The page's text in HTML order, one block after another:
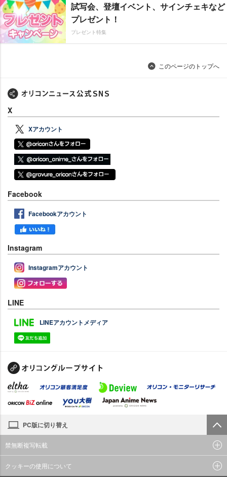
試写会、登壇イベント、サインチェキなど
プレゼント！
プレゼント特集
このページのトップへ
X
Xアカウント
Facebook
Facebookアカウント
Instagram
Instagramアカウント
LINE
LINEアカウントメディア
PC版に切り替え
禁無断複写転載
クッキーの使用について